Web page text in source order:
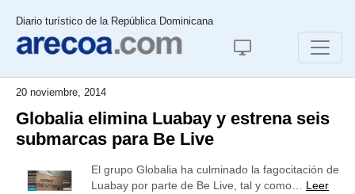
Diario turístico de la República Dominicana
20 noviembre, 2014
Globalia elimina Luabay y estrena seis
submarcas para Be Live
El grupo Globalia ha culminado la fagocitación de
Luabay por parte de Be Live, tal y como… Leer